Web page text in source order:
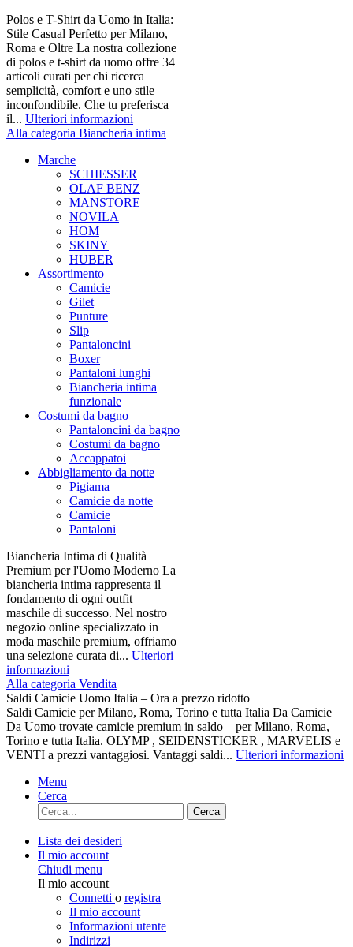
Polos e T-Shirt da Uomo in Italia:
Stile Casual Perfetto per Milano,
Roma e Oltre La nostra collezione
di polos e t-shirt da uomo offre 34
articoli curati per chi ricerca
semplicità, comfort e uno stile
inconfondibile. Che tu preferisca
il... Ulteriori informazioni
Alla categoria Biancheria intima
Marche
SCHIESSER
OLAF BENZ
MANSTORE
NOVILA
HOM
SKINY
HUBER
Assortimento
Camicie
Gilet
Punture
Slip
Pantaloncini
Boxer
Pantaloni lunghi
Biancheria intima
funzionale
Costumi da bagno
Pantaloncini da bagno
Costumi da bagno
Accappatoi
Abbigliamento da notte
Pigiama
Camicie da notte
Camicie
Pantaloni
Biancheria Intima di Qualità
Premium per l'Uomo Moderno La
biancheria intima rappresenta il
fondamento di ogni outfit
maschile di successo. Nel nostro
negozio online specializzato in
moda maschile premium, offriamo
una selezione curata di... Ulteriori
informazioni
Alla categoria Vendita
Saldi Camicie Uomo Italia – Ora a prezzo ridotto
Saldi Camicie per Milano, Roma, Torino e tutta Italia Da Camicie
Da Uomo trovate camicie premium in saldo – per Milano, Roma,
Torino e tutta Italia. OLYMP , SEIDENSTICKER , MARVELIS e
VENTI a prezzi vantaggiosi. Vantaggi saldi... Ulteriori informazioni
Menu
Cerca
Cerca
Lista dei desideri
Il mio account
Chiudi menu
Il mio account
Connetti o registra
Il mio account
Informazioni utente
Indirizzi